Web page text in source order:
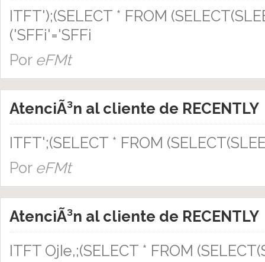
ITFT');(SELECT * FROM
('SFFi'='SFFi
Por eFMt
AtenciÃ³n al cliente de RECENTLY
ITFT';(SELECT * FROM
Por eFMt
AtenciÃ³n al cliente de RECENTLY
ITFT OjIe,;(SELECT * FROM